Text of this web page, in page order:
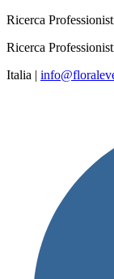
Ricerca
Ricerca
Italia |